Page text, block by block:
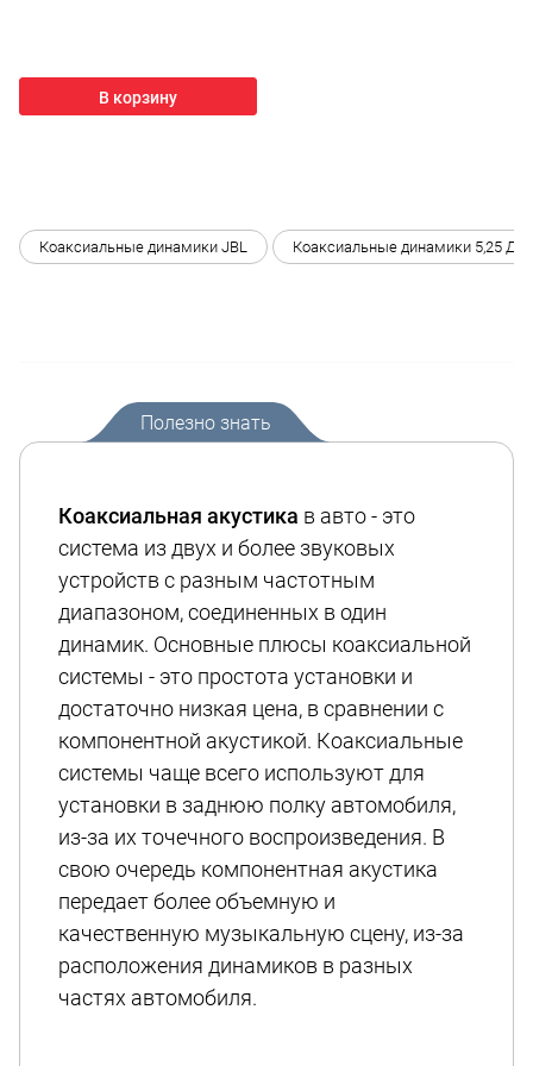
В корзину
Коаксиальные динамики JBL Коаксиальные динамики 5,25
Полезно знать
Коаксиальная акустика в авто - это
система из двух и более звуковых
устройств с разным частотным
диапазоном, соединенных в один
динамик. Основные плюсы коаксиальной
системы - это простота установки и
достаточно низкая цена, в сравнении с
компонентной акустикой. Коаксиальные
системы чаще всего используют для
установки в заднюю полку автомобиля,
из-за их точечного воспроизведения. В
свою очередь компонентная акустика
передает более объемную и
качественную музыкальную сцену, из-за
расположения динамиков в разных
частях автомобиля.